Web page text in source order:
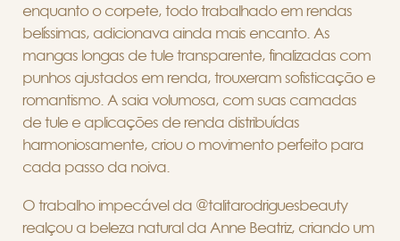
enquanto o corpete, todo trabalhado em rendas
belíssimas, adicionava ainda mais encanto. As
mangas longas de tule transparente, finalizadas com
punhos ajustados em renda, trouxeram sofisticação e
romantismo. A saia volumosa, com suas camadas
de tule e aplicações de renda distribuídas
harmoniosamente, criou o movimento perfeito para
cada passo da noiva.
O trabalho impecável da @talitarodriguesbeauty
realçou a beleza natural da Anne Beatriz, criando um